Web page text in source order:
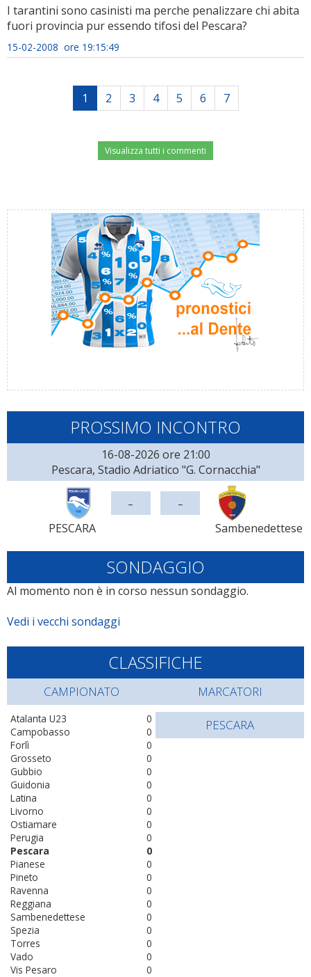
I tarantini sono casinisti ma perche penalizzare chi abita
fuori provincia pur essendo tifosi del Pescara?
15-02-2008 ore 19:15:49
1 2 3 4 5 6 7
Visualizza tutti i commenti
PROSSIMO INCONTRO
16-08-2026 ore 21:00
Pescara, Stadio Adriatico "G. Cornacchia"
PESCARA
- -
Sambenedettese
SONDAGGIO
Al momento non è in corso nessun sondaggio.
Vedi i vecchi sondaggi
CLASSIFICHE
CAMPIONATO
0
Atalanta U23
0
Campobasso
0
Forlì
0
Grosseto
0
Gubbio
0
Guidonia
0
Latina
0
Livorno
0
Ostiamare
0
Perugia
0
Pescara
0
Pianese
0
Pineto
0
Ravenna
0
Reggiana
0
Sambenedettese
0
Spezia
0
Torres
0
Vado
0
Vis Pesaro
MARCATORI
PESCARA